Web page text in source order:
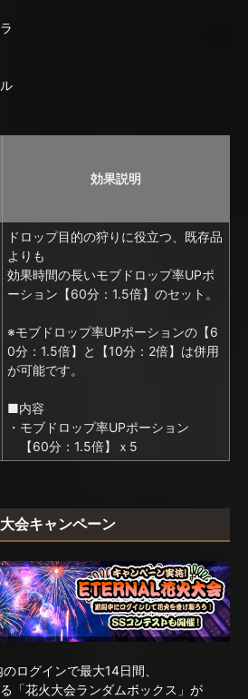
効果説明
ドロップ目的の狩りに役立つ、既存品
よりも
効果時間の長いモブドロップ率UPポ
ーション【60分：1.5倍】のセット。
※モブドロップ率UPポーションの【6
0分：1.5倍】と【10分：2倍】は併用
が可能です。
■内容
・モブドロップ率UPポーション
【60分：1.5倍】ｘ5
会キャンペーン
ログインで最大14日間、
「花火大会ランダムボックス」が